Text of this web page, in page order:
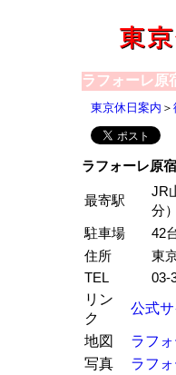
ラフォーレ原
東京休日案内 ＞
ラフォーレ原宿
最寄駅
JR
分）
駐車場
42
住所
東
TEL
03-
リン
ク
公式サ
地図
ラフ
写真
ラフ